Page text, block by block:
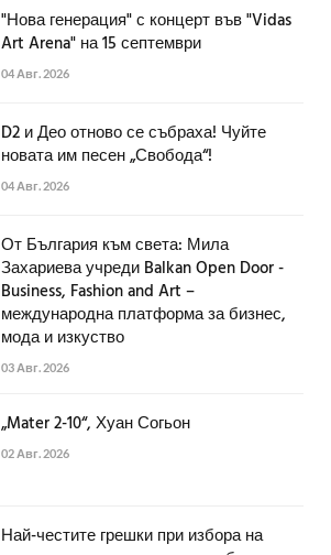
"Нова генерация" с концерт във "Vidas
Art Arena" на 15 септември
04 Авг. 2026
D2 и Део отново се събраха! Чуйте
новата им песен „Свобода“!
04 Авг. 2026
От България към света: Мила
Захариева учреди Balkan Open Door -
Business, Fashion and Art –
международна платформа за бизнес,
мода и изкуство
03 Авг. 2026
„Mater 2-10“, Хуан Согьон
02 Авг. 2026
Най-честите грешки при избора на